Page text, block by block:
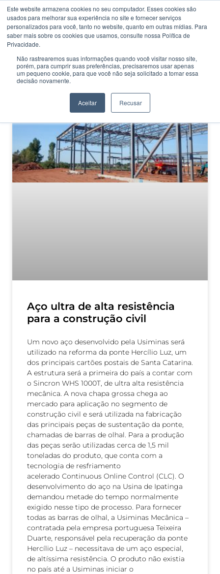
Este website armazena cookies no seu computador. Esses cookies são
usados ​​para melhorar sua experiência no site e fornecer serviços
personalizados para você, tanto no website, quanto em outras mídias. Para
saber mais sobre os cookies que usamos, consulte nossa Política de
Privacidade.
Não rastrearemos suas informações quando você visitar nosso site,
porém, para cumprir suas preferências, precisaremos usar apenas
um pequeno cookie, para que você não seja solicitado a tomar essa
decisão novamente.
Aceitar Recusar
CATEGORIA
Ultra-resistente
Aço ultra de alta resistência
para a construção civil
Um novo aço desenvolvido pela Usiminas será
utilizado na reforma da ponte Hercílio Luz, um
dos principais cartões postais de Santa Catarina.
A estrutura será a primeira do país a contar com
o Sincron WHS 1000T, de ultra alta resistência
mecânica. A nova chapa grossa chega ao
mercado para aplicação no segmento de
construção civil e será utilizada na fabricação
das principais peças de sustentação da ponte,
chamadas de barras de olhal. Para a produção
das peças serão utilizadas cerca de 1,5 mil
toneladas do produto, que conta com a
tecnologia de resfriamento
acelerado Continuous Online Control (CLC). O
desenvolvimento do aço na Usina de Ipatinga
demandou metade do tempo normalmente
exigido nesse tipo de processo. Para fornecer
todas as barras de olhal, a Usiminas Mecânica –
contratada pela empresa portuguesa Teixeira
Duarte, responsável pela recuperação da ponte
Hercílio Luz – necessitava de um aço especial,
de altíssima resistência. O produto não existia
no país até a Usiminas iniciar o